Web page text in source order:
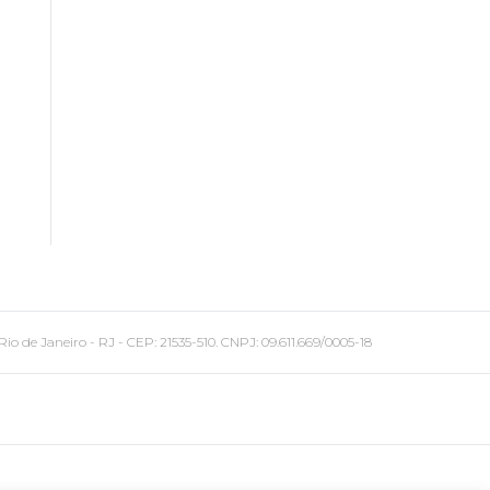
Janeiro - RJ - CEP: 21535-510. CNPJ: 09.611.669/0005-18